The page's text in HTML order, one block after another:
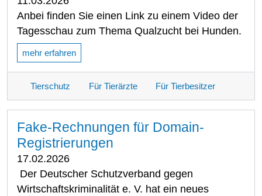
Anbei finden Sie einen Link zu einem Video der
Tagesschau zum Thema Qualzucht bei Hunden.
mehr erfahren
Tierschutz Für Tierärzte Für Tierbesitzer
Fake-Rechnungen für Domain-
Registrierungen
17.02.2026
Der Deutscher Schutzverband gegen
Wirtschaftskriminalität e. V. hat ein neues